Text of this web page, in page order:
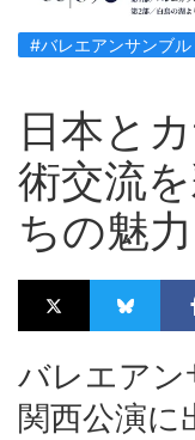
#バレエアンサンブル
日本と
術交流
ちの魅力
バレエアン
関西公演に